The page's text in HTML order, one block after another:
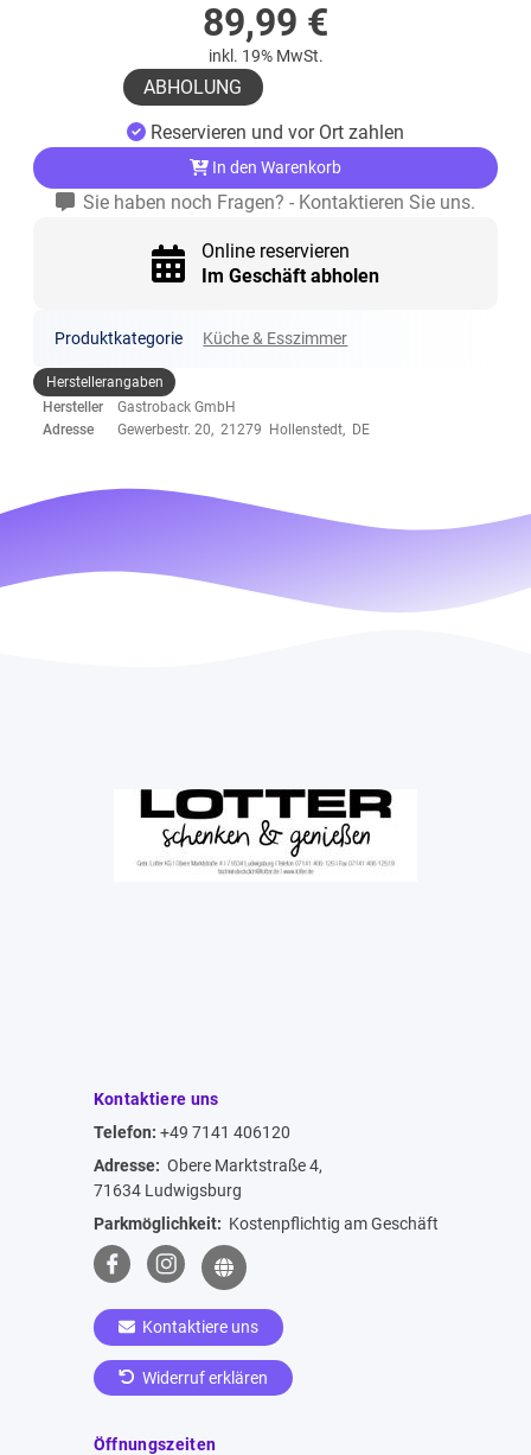
89,99 €
inkl. 19% MwSt.
ABHOLUNG
Reservieren und vor Ort zahlen
In den Warenkorb
Sie haben noch Fragen? - Kontaktieren Sie uns.
Online reservieren
Im Geschäft abholen
Produktkategorie Küche & Esszimmer
Herstellerangaben
Hersteller
Gastroback GmbH
Adresse
Gewerbestr. 20, 21279 Hollenstedt, DE
Kontaktiere uns
Telefon: +49 7141 406120
Adresse: Obere Marktstraße 4,
71634 Ludwigsburg
Parkmöglichkeit: Kostenpflichtig am Geschäft
Kontaktiere uns
Widerruf erklären
Öffnungszeiten